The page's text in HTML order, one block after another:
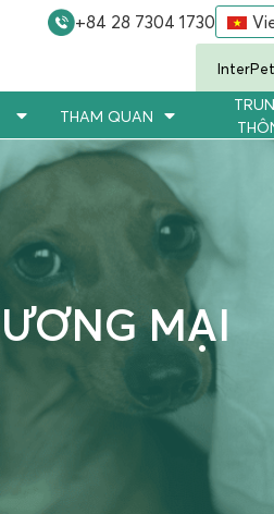
+84 28 7304 1730
THAM QUAN
MẠI